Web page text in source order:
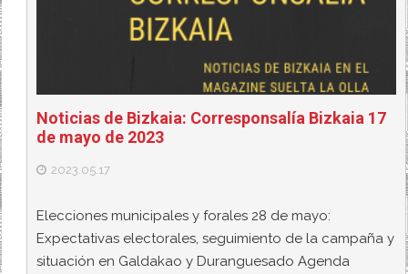
Noticias de Bizkaia: Corresponsalía Bizkaia 17
de mayo de 2023
2023.05.17
Elecciones municipales y forales 28 de mayo:
Expectativas electorales, seguimiento de la campaña y
situación en Galdakao y Duranguesado Agenda